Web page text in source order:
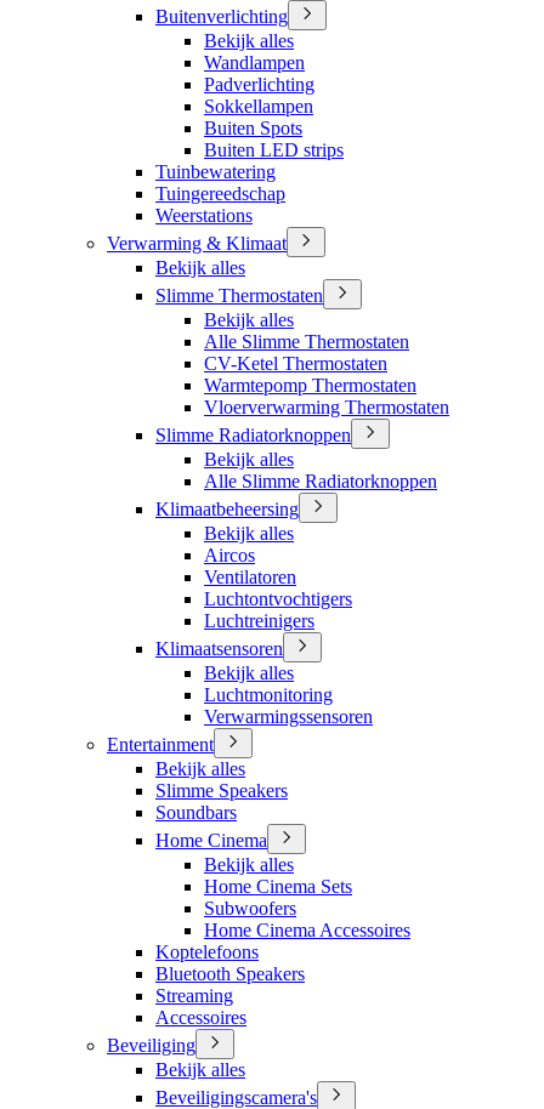
Buitenverlichting
Bekijk alles
Wandlampen
Padverlichting
Sokkellampen
Buiten Spots
Buiten LED strips
Tuinbewatering
Tuingereedschap
Weerstations
Verwarming & Klimaat
Bekijk alles
Slimme Thermostaten
Bekijk alles
Alle Slimme Thermostaten
CV-Ketel Thermostaten
Warmtepomp Thermostaten
Vloerverwarming Thermostaten
Slimme Radiatorknoppen
Bekijk alles
Alle Slimme Radiatorknoppen
Klimaatbeheersing
Bekijk alles
Aircos
Ventilatoren
Luchtontvochtigers
Luchtreinigers
Klimaatsensoren
Bekijk alles
Luchtmonitoring
Verwarmingssensoren
Entertainment
Bekijk alles
Slimme Speakers
Soundbars
Home Cinema
Bekijk alles
Home Cinema Sets
Subwoofers
Home Cinema Accessoires
Koptelefoons
Bluetooth Speakers
Streaming
Accessoires
Beveiliging
Bekijk alles
Beveiligingscamera's